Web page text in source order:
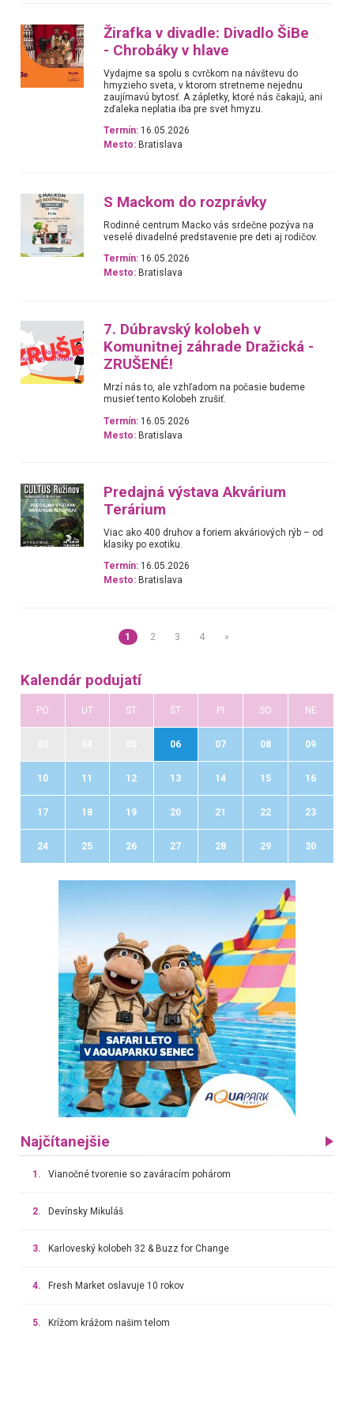
Žirafka v divadle: Divadlo ŠiBe
- Chrobáky v hlave
Vydajme sa spolu s cvrčkom na návštevu do
hmyzieho sveta, v ktorom stretneme nejednu
zaujímavú bytosť. A zápletky, ktoré nás čakajú, ani
zďaleka neplatia iba pre svet hmyzu.
Termín: 16.05.2026
Mesto: Bratislava
S Mackom do rozprávky
Rodinné centrum Macko vás srdečne pozýva na
veselé divadelné predstavenie pre deti aj rodičov.
Termín: 16.05.2026
Mesto: Bratislava
7. Dúbravský kolobeh v
Komunitnej záhrade Dražická -
ZRUŠENÉ!
Mrzí nás to, ale vzhľadom na počasie budeme
musieť tento Kolobeh zrušiť.
Termín: 16.05.2026
Mesto: Bratislava
Predajná výstava Akvárium
Terárium
Viac ako 400 druhov a foriem akváriových rýb – od
klasiky po exotiku.
Termín: 16.05.2026
Mesto: Bratislava
1 2 3 4 »
Kalendár podujatí
PO UT ST ŠT PI SO NE
06 07 08 09
10 11 12 13 14 15 16
17 18 19 20 21 22 23
24 25 26 27 28 29 30
Najčítanejšie
1. Vianočné tvorenie so zaváracím pohárom
2. Devínsky Mikuláš
3. Karloveský kolobeh 32 & Buzz for Change
4. Fresh Market oslavuje 10 rokov
5. Krížom krážom našim telom